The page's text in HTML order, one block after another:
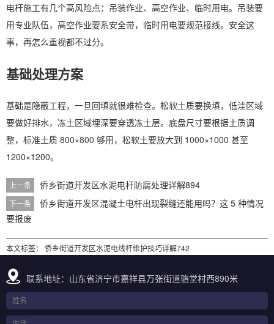
电杆施工有几个高风险点：吊装作业、高空作业、临时用电。吊装要
用专业队伍，高空作业要系安全带，临时用电要规范接线。安全这
事，再怎么重视都不过分。
基础处理方案
基础是隐蔽工程，一旦回填就很难检查。松软土质要换填，低洼区域
要做好排水，冻土区域埋深要穿透冻土层。底盘尺寸要根据土质调
整，标准土质 800×800 够用，松软土要放大到 1000×1000 甚至
1200×1200。
上一条 侨乡街道开发区水泥电杆防腐处理详解894
下一条
侨乡街道开发区混凝土电杆出现裂缝还能用吗？这 5 种情况
要报废
本文标签： 侨乡街道开发区水泥电线杆维护技巧详解742
联系地址：山东省济宁市嘉祥县万张街道骆堂村西890米